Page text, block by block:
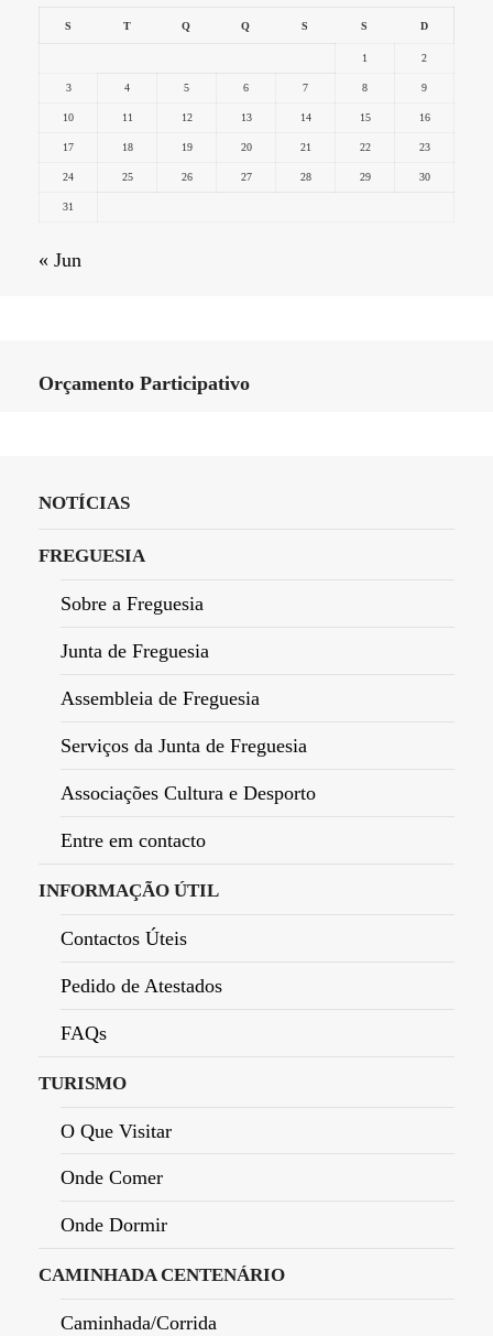
S T Q Q S S D
1 2
3 4 5 6 7 8 9
10 11 12 13 14 15 16
17 18 19 20 21 22 23
24 25 26 27 28 29 30
31
« Jun
Orçamento Participativo
NOTÍCIAS
FREGUESIA
Sobre a Freguesia
Junta de Freguesia
Assembleia de Freguesia
Serviços da Junta de Freguesia
Associações Cultura e Desporto
Entre em contacto
INFORMAÇÃO ÚTIL
Contactos Úteis
Pedido de Atestados
FAQs
TURISMO
O Que Visitar
Onde Comer
Onde Dormir
CAMINHADA CENTENÁRIO
Caminhada/Corrida